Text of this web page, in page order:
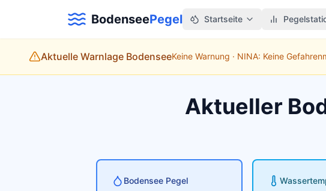
BodenseePegel Startseite
Aktuelle Warnlage BodenseeKeine Warnung · NINA: Keine
Aktueller
Bodensee Pegel